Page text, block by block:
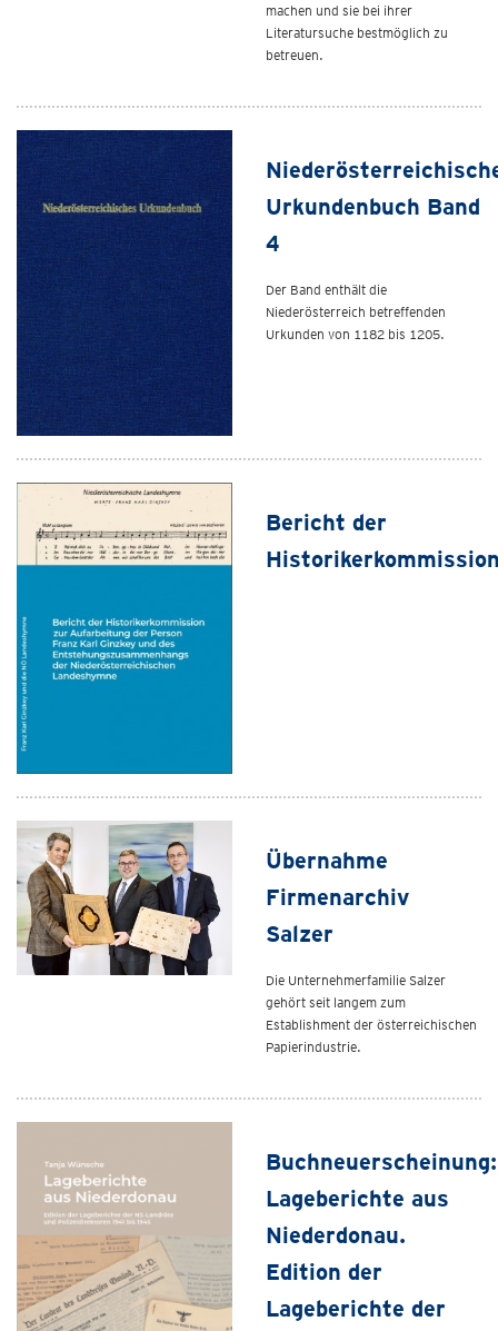
machen und sie bei ihrer
Literatursuche bestmöglich zu
betreuen.
Urkundenbuch Band
4
Der Band enthält die
Niederösterreich betreffenden
Urkunden von 1182 bis 1205.
Bericht der
Übernahme
Firmenarchiv
Salzer
Die Unternehmerfamilie Salzer
gehört seit langem zum
Establishment der österreichischen
Papierindustrie.
Buchneuerscheinung:
Lageberichte aus
Niederdonau.
Edition der
Lageberichte der